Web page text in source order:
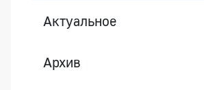
Актуальное
Архив